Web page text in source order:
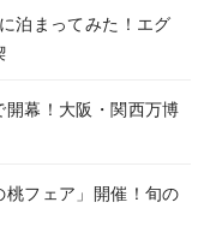
泊まってみた！エグ
開幕！大阪・関西万博
フェア」開催！旬の